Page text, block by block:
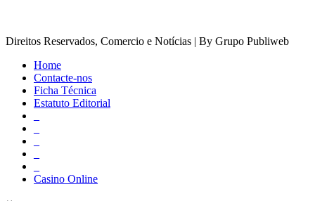
Direitos Reservados, Comercio e Notícias | By Grupo Publiweb
Home
Contacte-nos
Ficha Técnica
Estatuto Editorial
Casino Online